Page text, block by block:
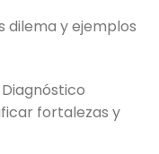
dilema y ejemplos
fortalezas y